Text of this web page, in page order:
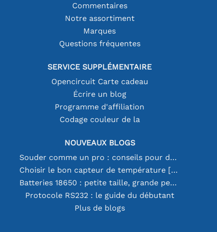
Commentaires
Notre assortiment
Marques
Questions fréquentes
SERVICE SUPPLÉMENTAIRE
Opencircuit Carte cadeau
Écrire un blog
Programme d'affiliation
Codage couleur de la
NOUVEAUX BLOGS
Souder comme un pro : conseils pour des connexions électroniques parfaites
Choisir le bon capteur de température [youtube]
Batteries 18650 : petite taille, grande performance
Protocole RS232 : le guide du débutant
Plus de blogs